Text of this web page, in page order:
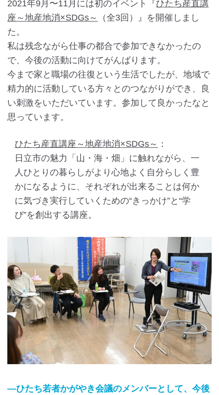
2021年9月〜11月には初のイベント『ひたち産直講
座～地産地消×SDGs～
（全3回）』を開催しまし
た。
私は残念ながら仕事の都合で参加できなかったの
で、今後の活動に向けてがんばります。
今まで家と職場の往復という生活でしたが、地域で
精力的に活動している方々とのつながりができ、良
い刺激をいただいています。参加して良かったなと
思っています。
ひたち産直講座～地産地消×SDGs～ ：
日立市の魅力「山・海・畑」に触れながら、一
人ひとりの暮らしがより心地よく自分らしく豊
かになるように、それぞれが出来ることは何か
に気づき実行していくための“きっかけ”と“学
び”を創出する講座。
―ひたち若者かがやき会議のメンバーとして、今後